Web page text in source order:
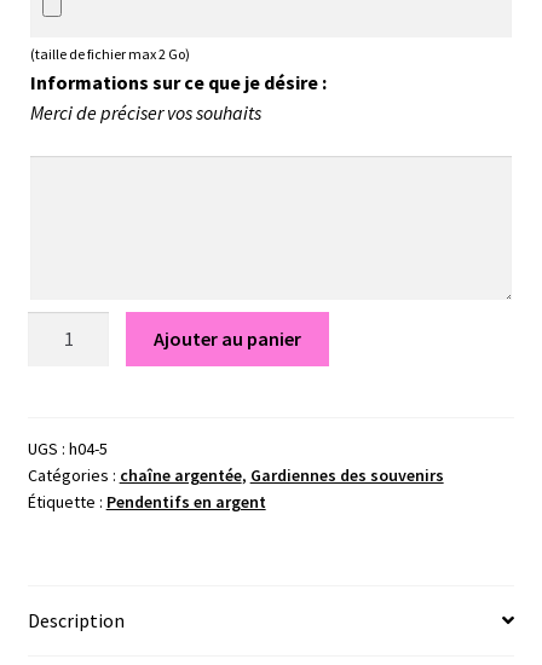
(taille de fichier max 2 Go)
Informations sur ce que je désire :
Merci de préciser vos souhaits
-
Gardiennes
des
Ajouter au panier
UGS : h04-5
Catégories : chaîne argentée, Gardiennes des souvenirs
Étiquette : Pendentifs en argent
Description